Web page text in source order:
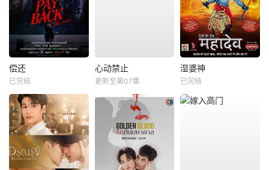
偿还
已完结
心动禁止
更新至第07集
湿婆神
已完结